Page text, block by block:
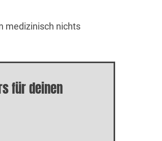
medizinisch nichts
für deinen